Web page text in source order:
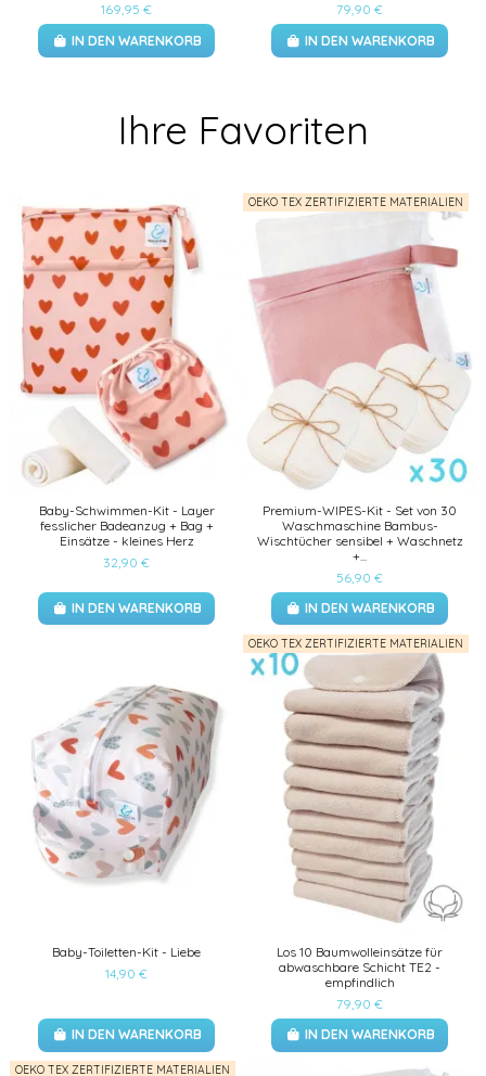
169,95 €
IN DEN WARENKORB
79,90 €
IN DEN WARENKORB
Ihre Favoriten
Baby-Schwimmen-Kit - Layer
fesslicher Badeanzug + Bag +
Einsätze - kleines Herz
32,90 €
IN DEN WARENKORB
OEKO TEX ZERTIFIZIERTE MATERIALIEN
Premium-WIPES-Kit - Set von 30
Waschmaschine Bambus-
Wischtücher sensibel + Waschnetz
+...
56,90 €
IN DEN WARENKORB
Baby-Toiletten-Kit - Liebe
14,90 €
IN DEN WARENKORB
OEKO TEX ZERTIFIZIERTE MATERIALIEN
Los 10 Baumwolleinsätze für
abwaschbare Schicht TE2 -
empfindlich
79,90 €
IN DEN WARENKORB
OEKO TEX ZERTIFIZIERTE MATERIALIEN